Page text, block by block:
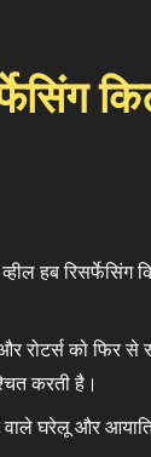
हब
रोटर्स को फिर से
करती है।
घरेलू और